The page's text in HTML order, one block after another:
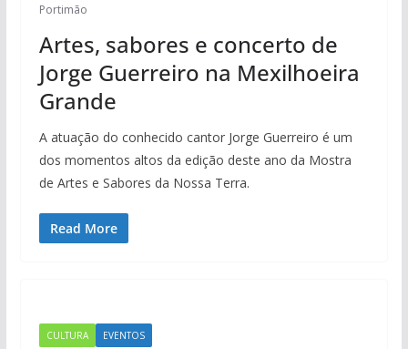
Portimão
Artes, sabores e concerto de
Jorge Guerreiro na Mexilhoeira
Grande
A atuação do conhecido cantor Jorge Guerreiro é um
dos momentos altos da edição deste ano da Mostra
de Artes e Sabores da Nossa Terra.
Read More
CULTURA EVENTOS